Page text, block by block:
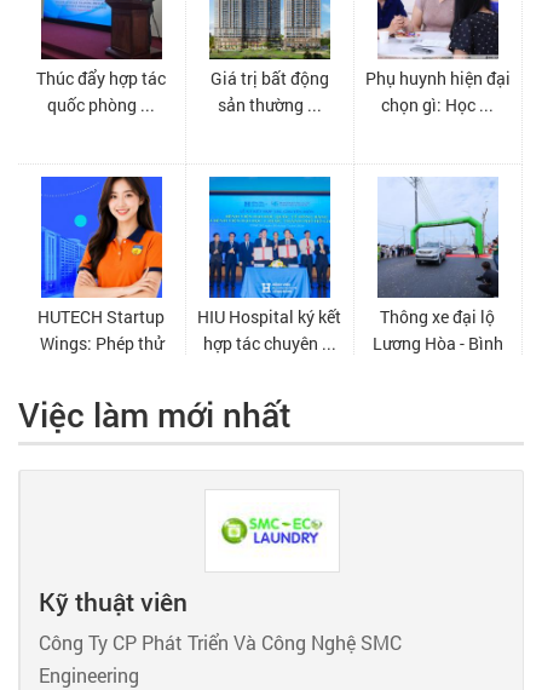
Việc làm mới nhất
Kỹ thuật viên
Công Ty CP Phát Triển Và Công Nghệ SMC
Engineering